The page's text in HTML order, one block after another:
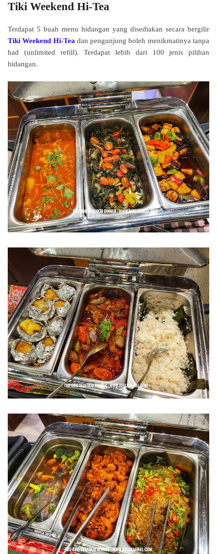
Tiki Weekend Hi-Tea
Terdapat 5 buah menu hidangan yang disediakan secara bergilir
Tiki Weekend Hi-Tea dan pengunjung boleh menikmatinya tanpa
had (unlimited refill). Terdapat lebih dari 100 jenis pilihan
hidangan.